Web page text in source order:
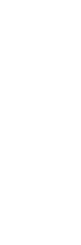
el apoyo
financiación
“el modelo
problema
y
créditos
planificar
posibiliten